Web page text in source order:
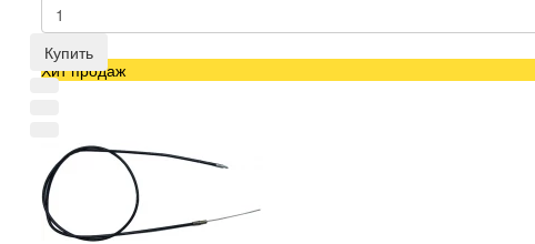
Купить
Хит продаж